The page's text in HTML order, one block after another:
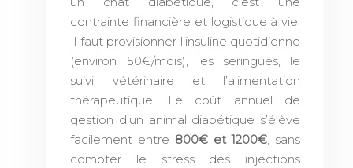
contrainte financière et logistique à vie.
Il faut provisionner l’insuline quotidienne
(environ 50€/mois), les seringues, le
suivi vétérinaire et l’alimentation
thérapeutique. Le coût annuel de
gestion d’un animal diabétique s’élève
facilement entre 800€ et 1200€, sans
compter le stress des injections